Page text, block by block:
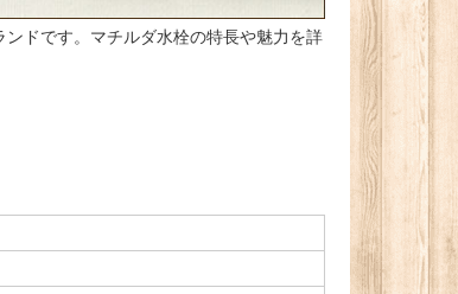
ドです。マチルダ水栓の特長や魅力を詳